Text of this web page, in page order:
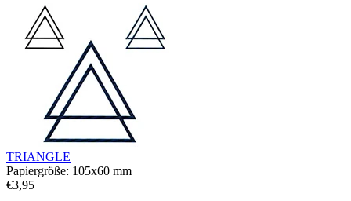
TRIANGLE
Papiergröße: 105x60 mm
€3,95